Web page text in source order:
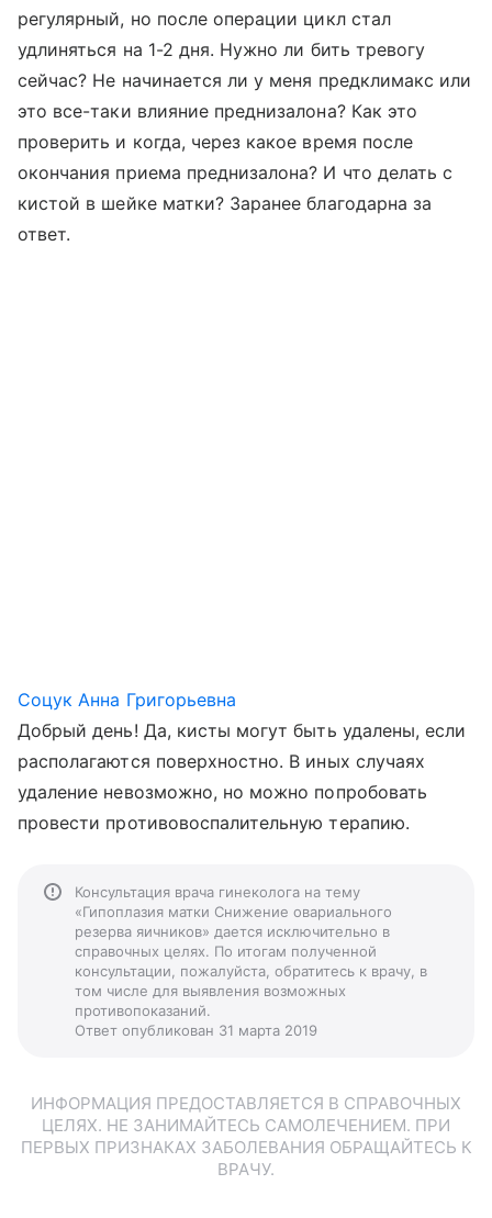
регулярный, но после операции цикл стал
удлиняться на 1-2 дня. Нужно ли бить тревогу
сейчас? Не начинается ли у меня предклимакс или
это все-таки влияние преднизалона? Как это
проверить и когда, через какое время после
окончания приема преднизалона? И что делать с
кистой в шейке матки? Заранее благодарна за
ответ.
Соцук Анна Григорьевна
Добрый день! Да, кисты могут быть удалены, если
располагаются поверхностно. В иных случаях
удаление невозможно, но можно попробовать
провести противовоспалительную терапию.
Консультация врача гинеколога на тему
«Гипоплазия матки Снижение овариального
резерва яичников» дается исключительно в
справочных целях. По итогам полученной
консультации, пожалуйста, обратитесь к врачу, в
том числе для выявления возможных
противопоказаний.
Ответ опубликован 31 марта 2019
ИНФОРМАЦИЯ ПРЕДОСТАВЛЯЕТСЯ В СПРАВОЧНЫХ
ЦЕЛЯХ. НЕ ЗАНИМАЙТЕСЬ САМОЛЕЧЕНИЕМ. ПРИ
ПЕРВЫХ ПРИЗНАКАХ ЗАБОЛЕВАНИЯ ОБРАЩАЙТЕСЬ К
ВРАЧУ.